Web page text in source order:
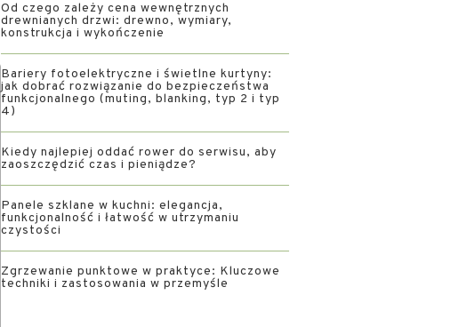
Od czego zależy cena wewnętrznych
drewnianych drzwi: drewno, wymiary,
konstrukcja i wykończenie
Bariery fotoelektryczne i świetlne kurtyny:
jak dobrać rozwiązanie do bezpieczeństwa
funkcjonalnego (muting, blanking, typ 2 i typ
4)
Kiedy najlepiej oddać rower do serwisu, aby
zaoszczędzić czas i pieniądze?
Panele szklane w kuchni: elegancja,
funkcjonalność i łatwość w utrzymaniu
czystości
Zgrzewanie punktowe w praktyce: Kluczowe
techniki i zastosowania w przemyśle